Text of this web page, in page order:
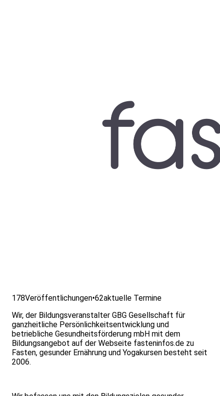
178Veröffentlichungen•62aktuelle Termine
Wir, der Bildungsveranstalter GBG Gesellschaft für
ganzheitliche Persönlichkeitsentwicklung und
betriebliche Gesundheitsförderung mbH mit dem
Bildungsangebot auf der Webseite fasteninfos.de zu
Fasten, gesunder Ernährung und Yogakursen besteht seit
2006.